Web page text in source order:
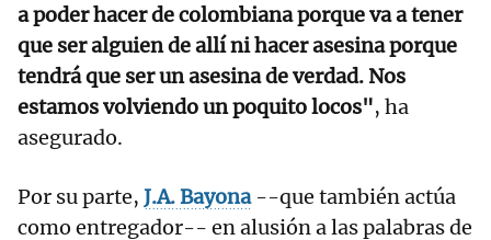
a poder hacer de colombiana porque va a tener
que ser alguien de allí ni hacer asesina porque
tendrá que ser un asesina de verdad. Nos
estamos volviendo un poquito locos", ha
asegurado.
Por su parte, J.A. Bayona --que también actúa
como entregador-- en alusión a las palabras de